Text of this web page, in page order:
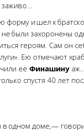
заживо…
и шел к
были захоронены
героям. Сам он
Ею отмечают
ее Финашину
спустя 40 лет
в одном доме, —